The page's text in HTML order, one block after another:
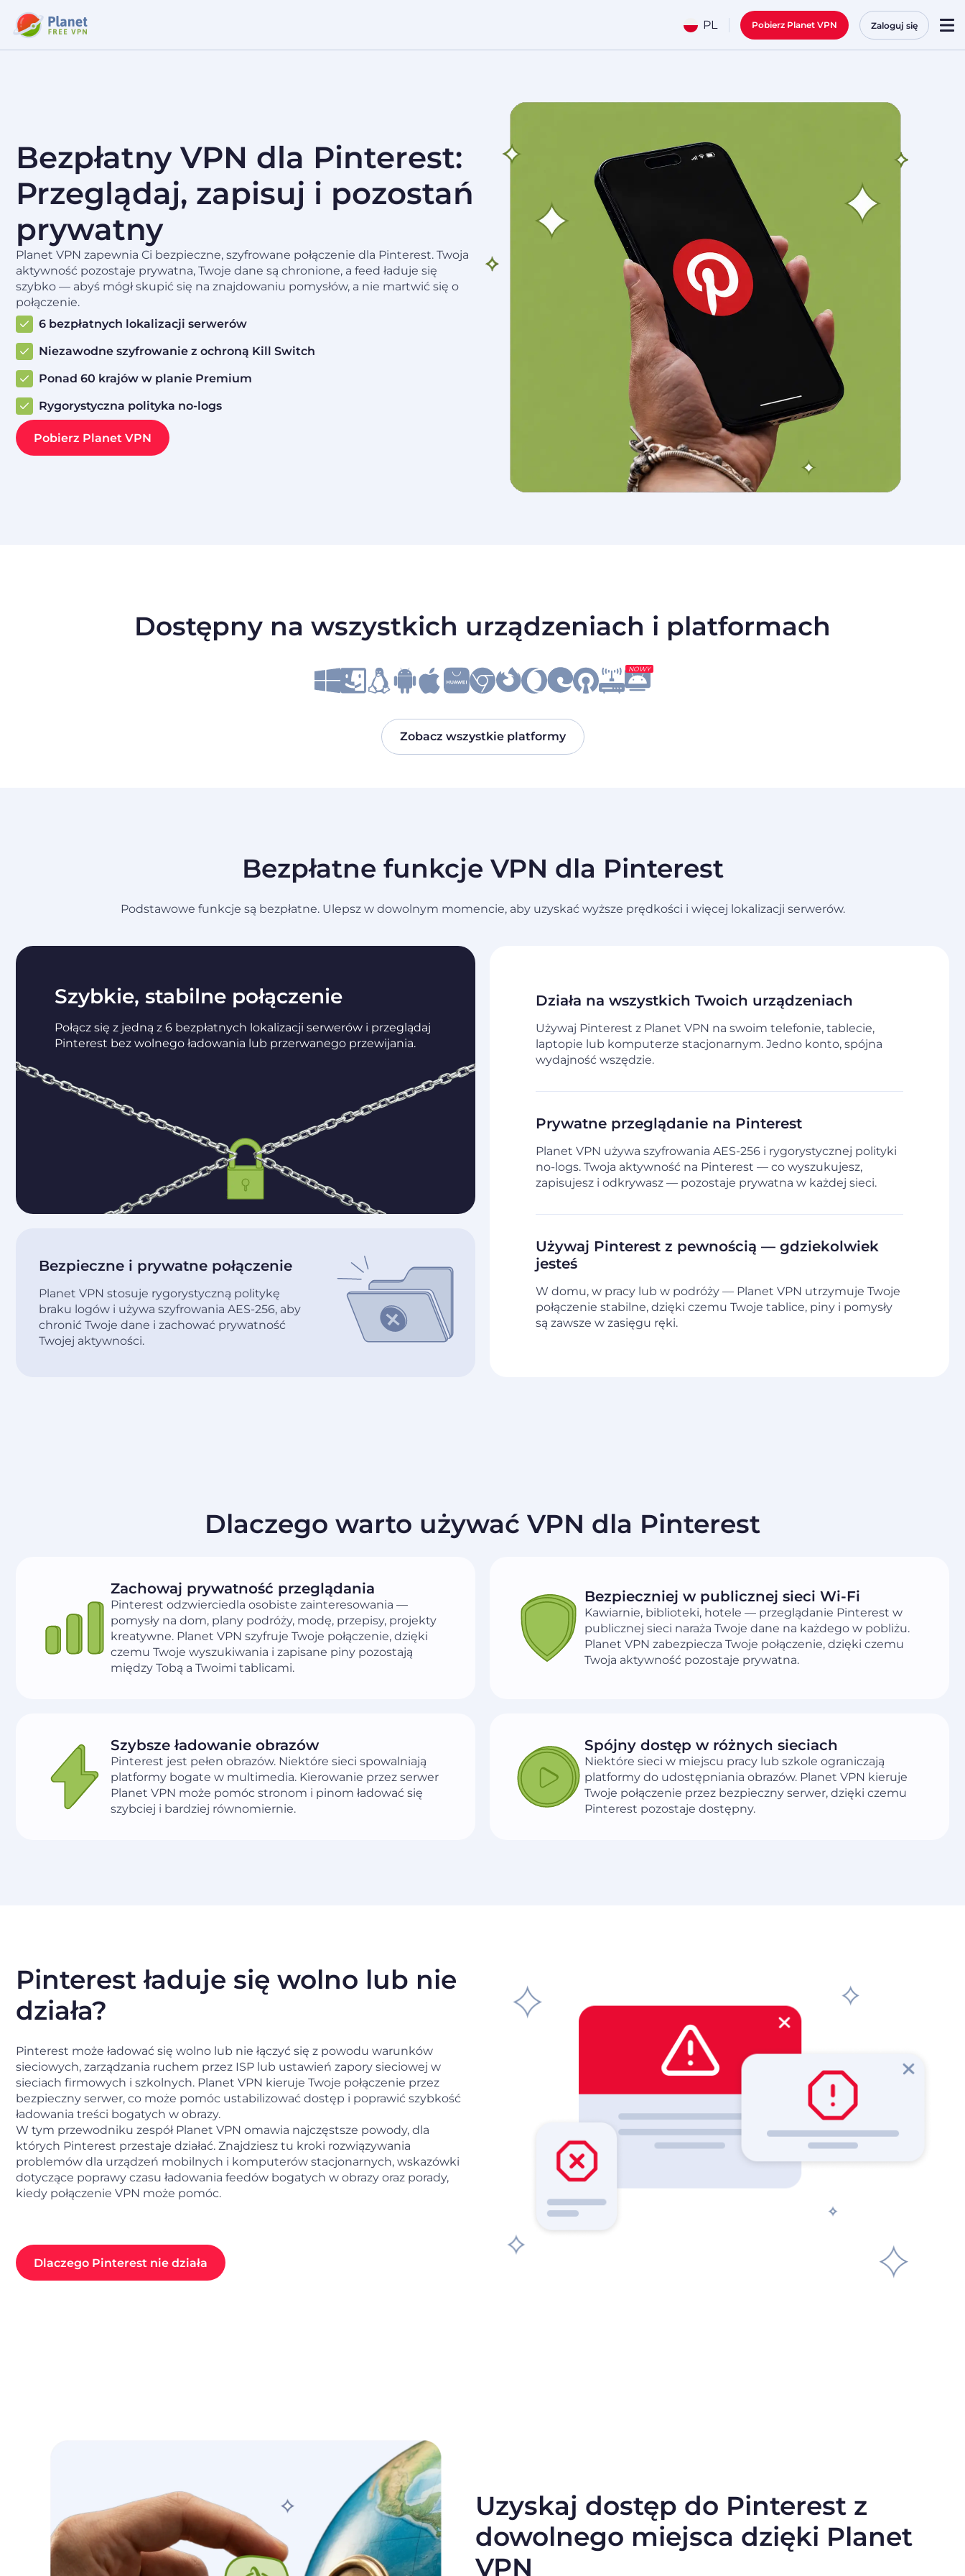
PL Pobierz Planet VPN Zaloguj się
Bezpłatny VPN dla Pinterest:
Przeglądaj, zapisuj i pozostań
prywatny
Planet VPN zapewnia Ci bezpieczne, szyfrowane połączenie dla Pinterest. Twoja
aktywność pozostaje prywatna, Twoje dane są chronione, a feed ładuje się
szybko — abyś mógł skupić się na znajdowaniu pomysłów, a nie martwić się o
połączenie.
6 bezpłatnych lokalizacji serwerów
Niezawodne szyfrowanie z ochroną Kill Switch
Ponad 60 krajów w planie Premium
Rygorystyczna polityka no-logs
Pobierz Planet VPN
Dostępny na wszystkich urządzeniach i platformach
NOWY
Zobacz wszystkie platformy
Bezpłatne funkcje VPN dla Pinterest
Podstawowe funkcje są bezpłatne. Ulepsz w dowolnym momencie, aby uzyskać wyższe prędkości i więcej lokalizacji serwerów.
Szybkie, stabilne połączenie
Połącz się z jedną z 6 bezpłatnych lokalizacji serwerów i przeglądaj
Pinterest bez wolnego ładowania lub przerwanego przewijania.
Działa na wszystkich Twoich urządzeniach
Używaj Pinterest z Planet VPN na swoim telefonie, tablecie,
laptopie lub komputerze stacjonarnym. Jedno konto, spójna
wydajność wszędzie.
Prywatne przeglądanie na Pinterest
Planet VPN używa szyfrowania AES-256 i rygorystycznej polityki
no-logs. Twoja aktywność na Pinterest — co wyszukujesz,
zapisujesz i odkrywasz — pozostaje prywatna w każdej sieci.
Używaj Pinterest z pewnością — gdziekolwiek
jesteś
W domu, w pracy lub w podróży — Planet VPN utrzymuje Twoje
połączenie stabilne, dzięki czemu Twoje tablice, piny i pomysły
są zawsze w zasięgu ręki.
Bezpieczne i prywatne połączenie
Planet VPN stosuje rygorystyczną politykę
braku logów i używa szyfrowania AES-256, aby
chronić Twoje dane i zachować prywatność
Twojej aktywności.
Dlaczego warto używać VPN dla Pinterest
Zachowaj prywatność przeglądania
Pinterest odzwierciedla osobiste zainteresowania —
pomysły na dom, plany podróży, modę, przepisy, projekty
kreatywne. Planet VPN szyfruje Twoje połączenie, dzięki
czemu Twoje wyszukiwania i zapisane piny pozostają
między Tobą a Twoimi tablicami.
Bezpieczniej w publicznej sieci Wi-Fi
Kawiarnie, biblioteki, hotele — przeglądanie Pinterest w
publicznej sieci naraża Twoje dane na każdego w pobliżu.
Planet VPN zabezpiecza Twoje połączenie, dzięki czemu
Twoja aktywność pozostaje prywatna.
Szybsze ładowanie obrazów
Pinterest jest pełen obrazów. Niektóre sieci spowalniają
platformy bogate w multimedia. Kierowanie przez serwer
Planet VPN może pomóc stronom i pinom ładować się
szybciej i bardziej równomiernie.
Spójny dostęp w różnych sieciach
Niektóre sieci w miejscu pracy lub szkole ograniczają
platformy do udostępniania obrazów. Planet VPN kieruje
Twoje połączenie przez bezpieczny serwer, dzięki czemu
Pinterest pozostaje dostępny.
Pinterest ładuje się wolno lub nie
działa?
Pinterest może ładować się wolno lub nie łączyć się z powodu warunków
sieciowych, zarządzania ruchem przez ISP lub ustawień zapory sieciowej w
sieciach firmowych i szkolnych. Planet VPN kieruje Twoje połączenie przez
bezpieczny serwer, co może pomóc ustabilizować dostęp i poprawić szybkość
ładowania treści bogatych w obrazy.
W tym przewodniku zespół Planet VPN omawia najczęstsze powody, dla
których Pinterest przestaje działać. Znajdziesz tu kroki rozwiązywania
problemów dla urządzeń mobilnych i komputerów stacjonarnych, wskazówki
dotyczące poprawy czasu ładowania feedów bogatych w obrazy oraz porady,
kiedy połączenie VPN może pomóc.
Dlaczego Pinterest nie działa
Uzyskaj dostęp do Pinterest z
dowolnego miejsca dzięki Planet
VPN